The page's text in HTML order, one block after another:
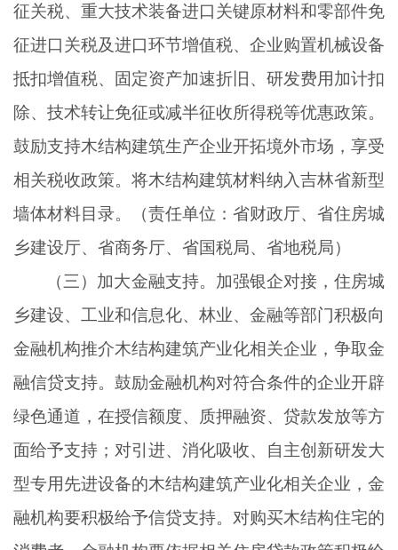
征关税、重大技术装备进口关键原材料和零部件免
征进口关税及进口环节增值税、企业购置机械设备
抵扣增值税、固定资产加速折旧、研发费用加计扣
除、技术转让免征或减半征收所得税等优惠政策。
鼓励支持木结构建筑生产企业开拓境外市场，享受
相关税收政策。将木结构建筑材料纳入吉林省新型
墙体材料目录。（责任单位：省财政厅、省住房城
乡建设厅、省商务厅、省国税局、省地税局）
（三）加大金融支持。加强银企对接，住房城
乡建设、工业和信息化、林业、金融等部门积极向
金融机构推介木结构建筑产业化相关企业，争取金
融信贷支持。鼓励金融机构对符合条件的企业开辟
绿色通道，在授信额度、质押融资、贷款发放等方
面给予支持；对引进、消化吸收、自主创新研发大
型专用先进设备的木结构建筑产业化相关企业，金
融机构要积极给予信贷支持。对购买木结构住宅的